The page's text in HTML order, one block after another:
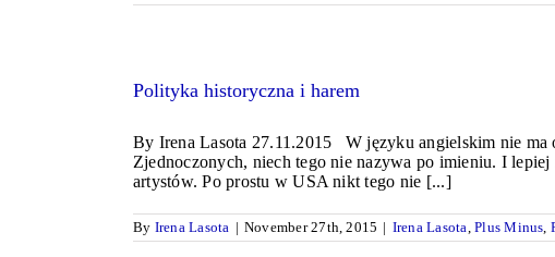
Polityka historyczna i harem
By Irena Lasota 27.11.2015 W języku angielskim nie ma
Zjednoczonych, niech tego nie nazywa po imieniu. I
artystów. Po prostu w USA nikt tego nie [...]
By Irena Lasota | November 27th, 2015 | Irena Lasota ,Plus Minus